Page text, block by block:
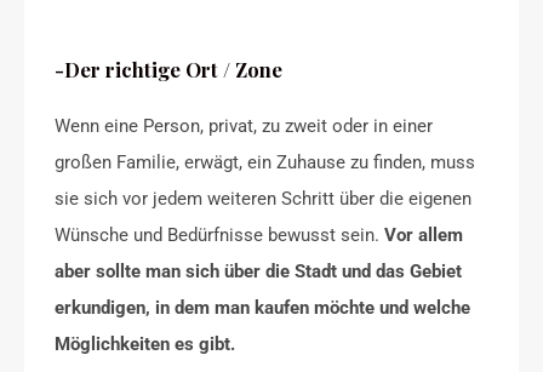
-Der richtige Ort / Zone
Wenn eine Person, privat, zu zweit oder in einer
großen Familie, erwägt, ein Zuhause zu finden, muss
sie sich vor jedem weiteren Schritt über die eigenen
Wünsche und Bedürfnisse bewusst sein. Vor allem
aber sollte man sich über die Stadt und das Gebiet
erkundigen, in dem man kaufen möchte und welche
Möglichkeiten es gibt.